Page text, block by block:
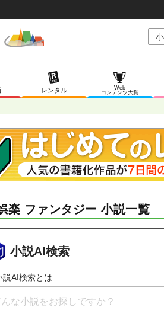
レンタル
Web
コンテンツ大賞
楽 ファンタジー 小説一覧
小説AI検索
説AI検索とは